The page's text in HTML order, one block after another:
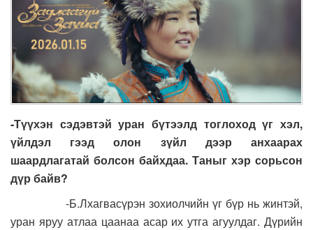
-Түүхэн сэдэвтэй уран бүтээлд тоглоход үг хэл,
үйлдэл гээд олон зүйл дээр анхаарах
шаардлагатай болсон байхдаа. Таныг хэр сорьсон
дүр байв?
-Б.Лхагвасүрэн зохиолчийн үг бүр нь жинтэй,
уран яруу атлаа цаанаа асар их утга агуулдаг. Дүрийн